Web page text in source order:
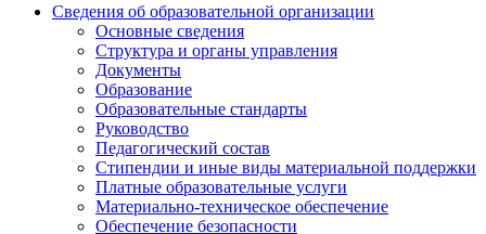
Сведения об образовательной организации
Основные сведения
Структура и органы управления
Документы
Образование
Образовательные стандарты
Руководство
Педагогический состав
Стипендии и иные виды материальной поддержки
Платные образовательные услуги
Материально-техническое обеспечение
Обеспечение безопасности